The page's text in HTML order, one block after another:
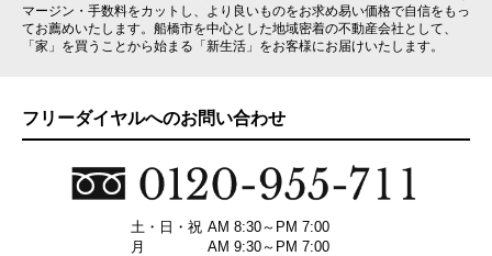
マージン・手数料をカットし、より良いものをお求め易い価格で自信をもっ
てお薦めいたします。船橋市を中心とした地域密着の不動産会社として、
「家」を買うことから始まる「新生活」をお客様にお届けいたします。
フリーダイヤルへのお問い合わせ
土・日・祝 AM 8:30～PM 7:00
月
AM 9:30～PM 7:00